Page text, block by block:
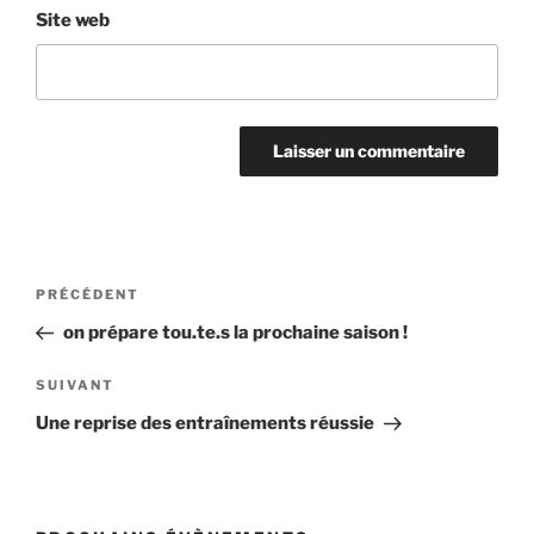
Site web
Navigation
l’article
Article
précédent
PRÉCÉDENT
on prépare tou.te.s la prochaine saison !
Article
suivant
SUIVANT
Une reprise des entraînements réussie